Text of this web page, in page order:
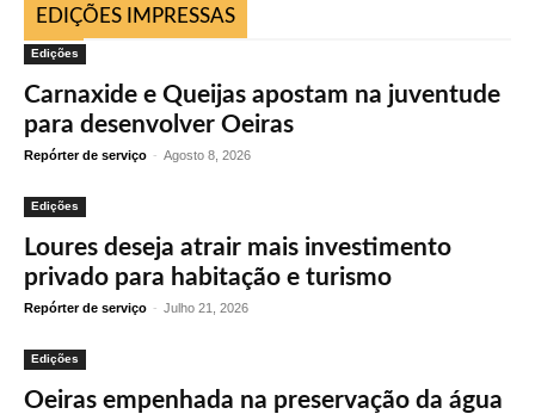
EDIÇÕES IMPRESSAS
Edições
Carnaxide e Queijas apostam na juventude
para desenvolver Oeiras
Repórter de serviço - Agosto 8, 2026
Edições
Loures deseja atrair mais investimento
privado para habitação e turismo
Repórter de serviço - Julho 21, 2026
Edições
Oeiras empenhada na preservação da água